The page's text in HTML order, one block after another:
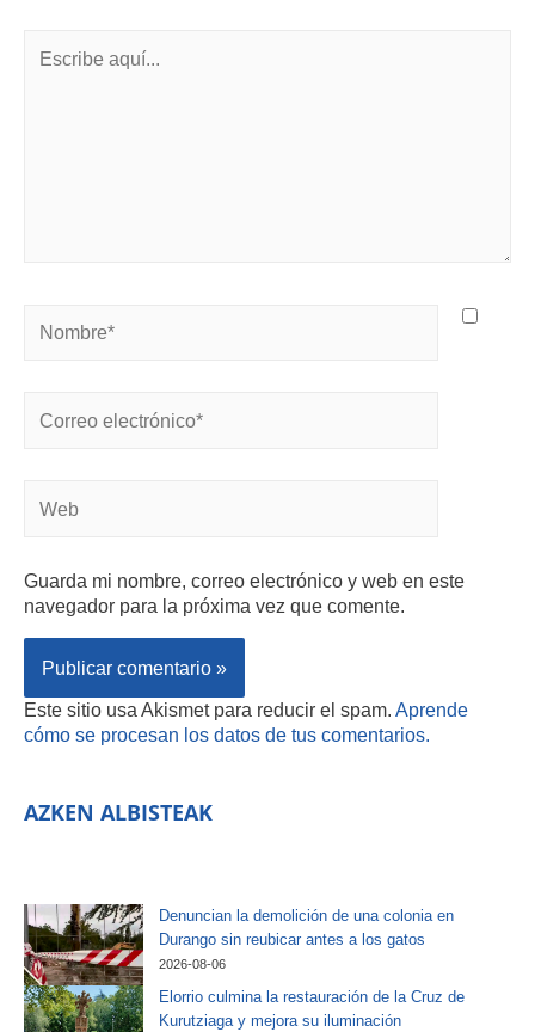
Guarda mi nombre, correo electrónico y web en este
navegador para la próxima vez que comente.
Este sitio usa Akismet para reducir el spam. Aprende
cómo se procesan los datos de tus comentarios.
AZKEN ALBISTEAK
Denuncian la demolición de una colonia en
Durango sin reubicar antes a los gatos
2026-08-06
Elorrio culmina la restauración de la Cruz de
Kurutziaga y mejora su iluminación